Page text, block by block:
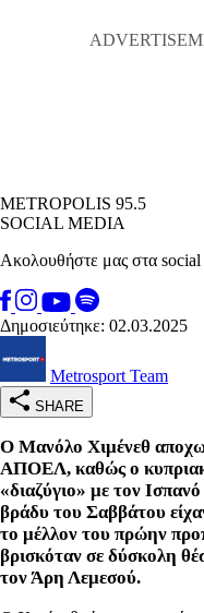
METROPOLIS 95.5
SOCIAL MEDIA
Ακολουθήστε μας στα social
Δημοσιεύτηκε: 02.03.2025
Metrosport Team
SHARE
Ο Μανόλο Χιμένεθ
ΑΠΟΕΛ, καθώς ο
«διαζύγιο» με τον
βράδυ του Σαββάτου
το μέλλον του πρώην
βρισκόταν σε δύσκολη
τον Άρη Λεμεσού.